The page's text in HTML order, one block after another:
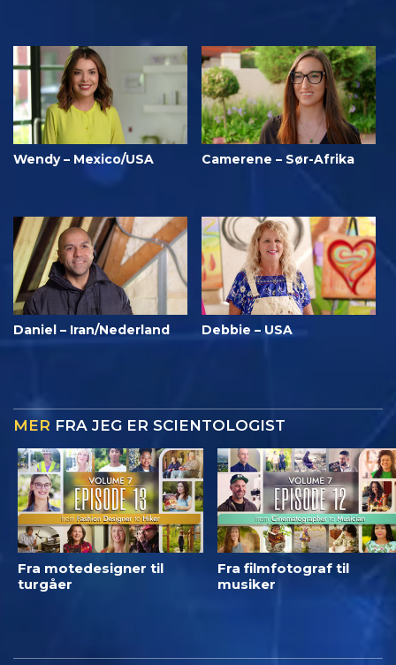
Wendy – Mexico/USA Camerene – Sør-Afrika
Daniel – Iran/Nederland Debbie – USA
MER FRA JEG ER SCIENTOLOGIST
Fra motedesigner til
turgåer
Fra filmfotograf til
musiker